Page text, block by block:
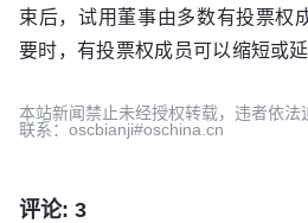
束后，试用董事由多数有投票权
要时，有投票权成员可以缩短或
本站新闻禁止未经授权转载，违者依
联系：oscbianji#oschina.cn
评论: 3